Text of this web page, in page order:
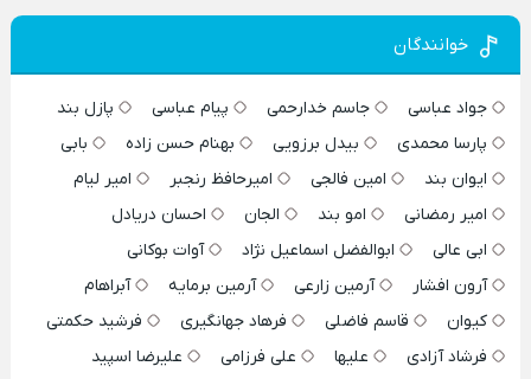
خوانندگان
جواد عباسی جاسم خدارحمی پیام عباسی
پازل بند
پارسا محمدی
بیدل برزویی بهنام حسن زاده
بابی
ایوان بند
امین فالجی امیرحافظ رنجبر
امیر لیام
امیر رمضانی
امو بند الجان
احسان دریادل
ابی عالی
ابوالفضل اسماعیل نژاد
آوات بوکانی
آرون افشار
آرمین زارعی آرمین برمایه
آبراهام
کیوان
قاسم فاضلی فرهاد جهانگیری
فرشید حکمتی
فرشاد آزادی
علیها علی فرزامی
علیرضا اسپید